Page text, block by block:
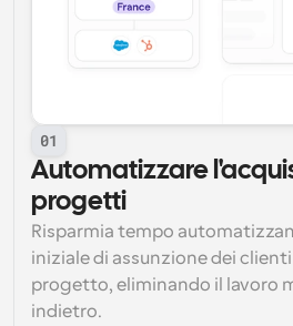
01
Automatizzare
progetti
Risparmia tempo
iniziale di assunzione dei
progetto, eliminando il lavoro
indietro.